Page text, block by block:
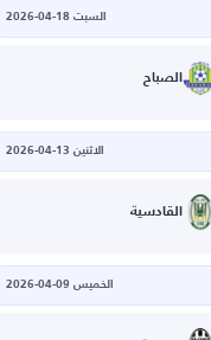
السبت 18-04-2026
الصباح
الاثنين 13-04-2026
القادسية
الخميس 09-04-2026